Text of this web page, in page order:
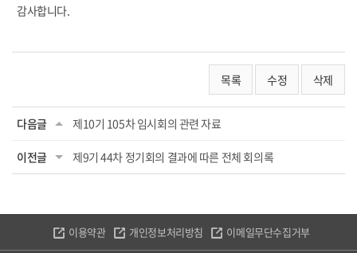
감사합니다.
목록 수정 삭제
다음글 제10기 105차 임시회의 관련 자료
이전글 제9기 44차 정기회의 결과에 따른 전체 회의록
이용약관 개인정보처리방침 이메일무단수집거부